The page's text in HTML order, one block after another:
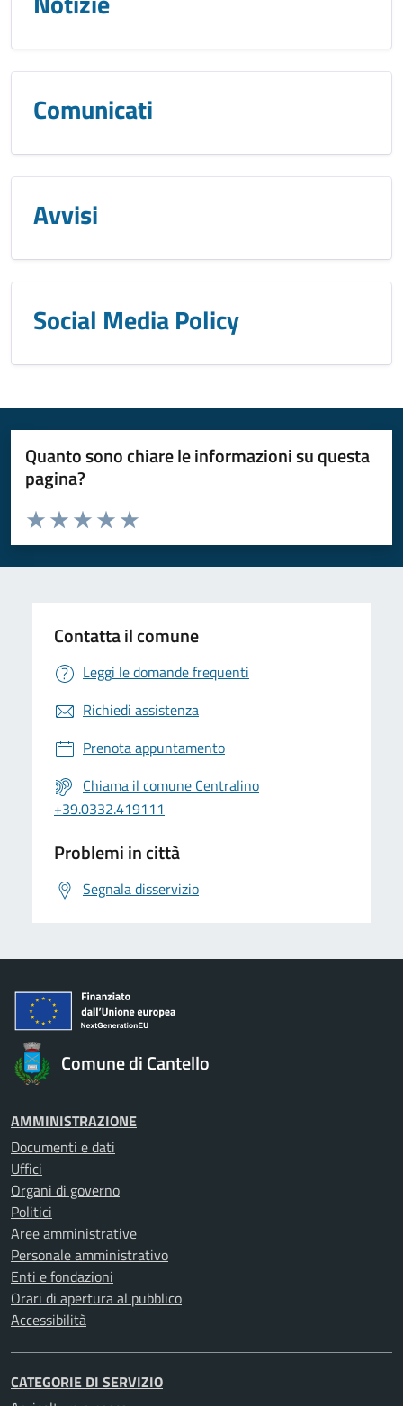
Comunicati
Avvisi
Social Media Policy
Quanto sono chiare le informazioni su questa
pagina?
Valuta da 1 a 5 stelle la pagina
Valuta 5 stelle su 5
Valuta 4 stelle su 5
Valuta 3 stelle su 5
Valuta 2 stelle su 5
Valuta 1 stelle su 5
Contatta il comune
Leggi le domande frequenti
Richiedi assistenza
Prenota appuntamento
Chiama il comune Centralino
+39.0332.419111
Problemi in città
Segnala disservizio
Comune di Cantello
AMMINISTRAZIONE
Documenti e dati
Uffici
Organi di governo
Politici
Aree amministrative
Personale amministrativo
Enti e fondazioni
Orari di apertura al pubblico
Accessibilità
CATEGORIE DI SERVIZIO